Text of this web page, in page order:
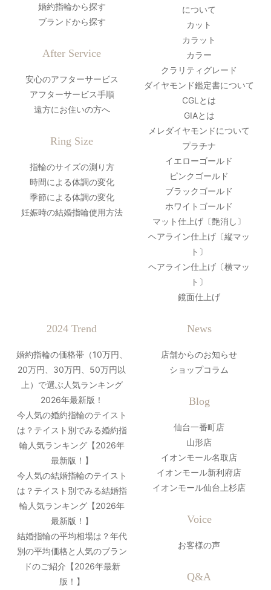
婚約指輪から探す
ブランドから探す
After Service
安心のアフターサービス
アフターサービス手順
遠方にお住いの方へ
Ring Size
指輪のサイズの測り方
時間による体調の変化
季節による体調の変化
妊娠時の結婚指輪使用方法
について
カット
カラット
カラー
クラリティグレード
ダイヤモンド鑑定書について
CGLとは
GIAとは
メレダイヤモンドについて
プラチナ
イエローゴールド
ピンクゴールド
ブラックゴールド
ホワイトゴールド
マット仕上げ〔艶消し〕
ヘアライン仕上げ〔縦マッ
ト〕
ヘアライン仕上げ〔横マッ
ト〕
鏡面仕上げ
2024 Trend
婚約指輪の価格帯（10万円、
20万円、30万円、50万円以
上）で選ぶ人気ランキング
2026年最新版！
今人気の婚約指輪のテイスト
は？テイスト別でみる婚約指
輪人気ランキング【2026年
最新版！】
今人気の結婚指輪のテイスト
は？テイスト別でみる結婚指
輪人気ランキング【2026年
最新版！】
結婚指輪の平均相場は？年代
別の平均価格と人気のブラン
ドのご紹介【2026年最新
版！】
News
店舗からのお知らせ
ショップコラム
Blog
仙台一番町店
山形店
イオンモール名取店
イオンモール新利府店
イオンモール仙台上杉店
Voice
お客様の声
Q&A